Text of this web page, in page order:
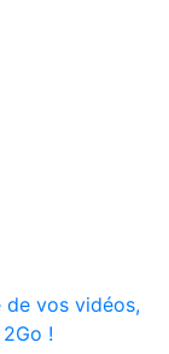
de vos vidéos,
!